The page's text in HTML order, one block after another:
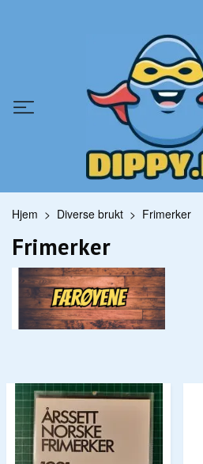
Hjem Diverse brukt Frimerker
Frimerker